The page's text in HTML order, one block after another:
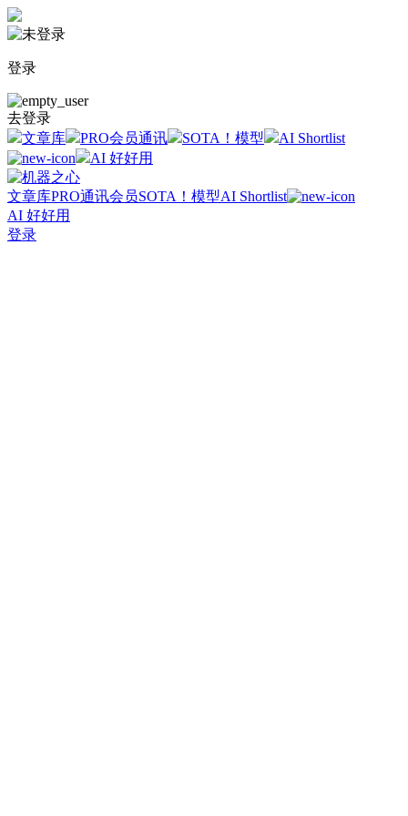
登录
去登录
文章库
PRO会员通讯 SOTA！模型
AI Shortlist
AI 好好用
文章库PRO通讯会员SOTA！模型AI Shortlist
AI 好好用
登录